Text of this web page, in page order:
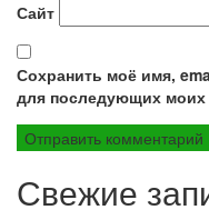
Сайт
Сохранить моё имя,
для последующих моих
Свежие